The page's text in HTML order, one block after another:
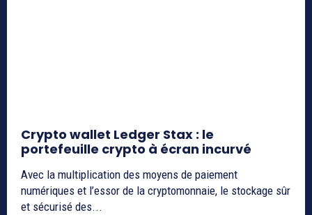
Crypto wallet Ledger Stax : le
portefeuille crypto à écran incurvé
Avec la multiplication des moyens de paiement
numériques et l’essor de la cryptomonnaie, le stockage sûr
et sécurisé des...